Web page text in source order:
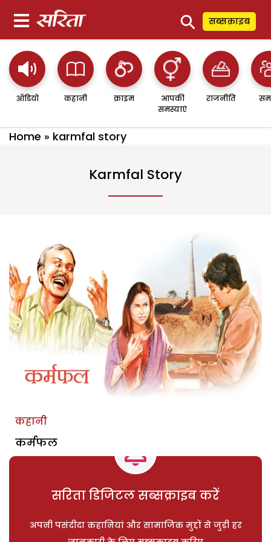
⚲ सब्सक्राइब
ऑडियो कहानी क्राइम
आपकी
समस्याएं
राजनीति
Home » karmfal story
Karmfal Story
कहानी
कर्मफल
सरिता डिजिटल सब्सक्राइब करें
अपनी पसंदीदा कहानियां और सामाजिक मुद्दों से जुड़ी हर